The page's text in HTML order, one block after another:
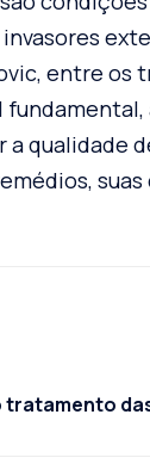
entre os
qualidade
tratamento